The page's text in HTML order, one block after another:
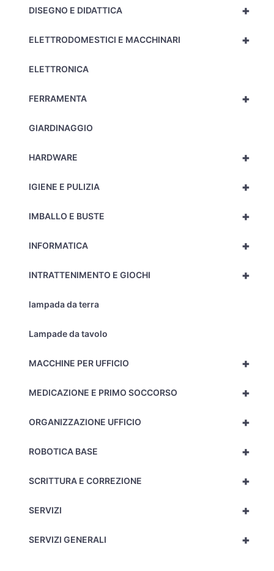
+
DISEGNO E DIDATTICA
+
ELETTRODOMESTICI E MACCHINARI
ELETTRONICA
+
FERRAMENTA
GIARDINAGGIO
+
HARDWARE
+
IGIENE E PULIZIA
+
IMBALLO E BUSTE
+
INFORMATICA
+
INTRATTENIMENTO E GIOCHI
lampada da terra
Lampade da tavolo
+
MACCHINE PER UFFICIO
+
MEDICAZIONE E PRIMO SOCCORSO
+
ORGANIZZAZIONE UFFICIO
+
ROBOTICA BASE
+
SCRITTURA E CORREZIONE
+
SERVIZI
+
SERVIZI GENERALI